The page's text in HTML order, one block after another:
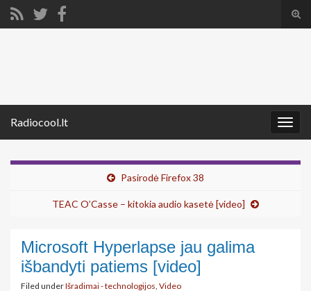
Radiocool.lt
Pasirodė Firefox 38
TEAC O’Casse – kitokia audio kasetė [video]
Microsoft Hyperlapse jau galima
išbandyti patiems [video]
Filed underIšradimai - technologijos, Video